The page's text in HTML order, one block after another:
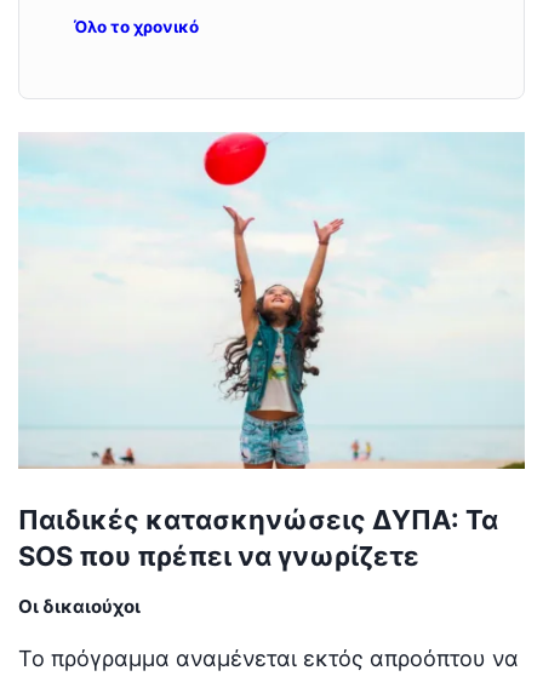
Όλο το χρονικό
Παιδικές κατασκηνώσεις ΔΥΠΑ: Τα
SOS που πρέπει να γνωρίζετε
Οι δικαιούχοι
Το πρόγραμμα αναμένεται εκτός απροόπτου να